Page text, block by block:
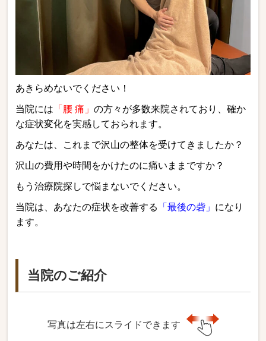
あきらめないでください！
当院には 「腰 痛」の方々が多数来院されており、確か
な症状変化を実感しておられます。
あなたは、これまで沢山の整体を受けてきましたか？
沢山の費用や時間をかけたのに痛いままですか？
もう治療院探しで悩まないでください。
当院は、あなたの症状を改善する 「最後の砦」 になり
ます。
当院のご紹介
写真は左右にスライドできます